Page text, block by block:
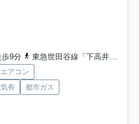
9分
東急世田谷線「下高井戸」駅 徒歩11分
エアコン
有
都市ガス